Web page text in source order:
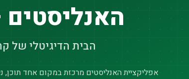
הבית הדיגיטלי של
אפליקציית האנליסטים מרכזת במקום אחד תוכן,